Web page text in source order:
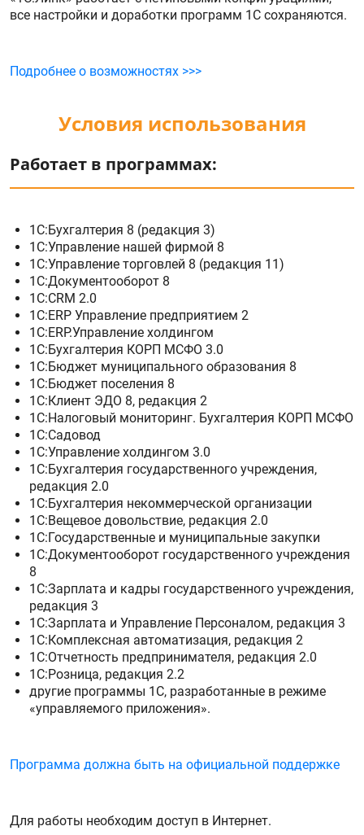
все настройки и доработки программ 1С сохраняются.
Подробнее о возможностях >>>
Условия использования
Работает в программах:
1С:Бухгалтерия 8 (редакция 3)
1С:Управление нашей фирмой 8
1С:Управление торговлей 8 (редакция 11)
1С:Документооборот 8
1С:CRM 2.0
1С:ERP Управление предприятием 2
1С:ERP.Управление холдингом
1С:Бухгалтерия КОРП МСФО 3.0
1С:Бюджет муниципального образования 8
1С:Бюджет поселения 8
1С:Клиент ЭДО 8, редакция 2
1С:Налоговый мониторинг. Бухгалтерия КОРП МСФО
1С:Садовод
1С:Управление холдингом 3.0
1С:Бухгалтерия государственного учреждения,
редакция 2.0
1С:Бухгалтерия некоммерческой организации
1С:Вещевое довольствие, редакция 2.0
1С:Государственные и муниципальные закупки
1С:Документооборот государственного учреждения
8
1С:Зарплата и кадры государственного учреждения,
редакция 3
1С:Зарплата и Управление Персоналом, редакция 3
1С:Комплексная автоматизация, редакция 2
1С:Отчетность предпринимателя, редакция 2.0
1С:Розница, редакция 2.2
другие программы 1С, разработанные в режиме
«управляемого приложения».
Программа должна быть на официальной поддержке
Для работы необходим доступ в Интернет.